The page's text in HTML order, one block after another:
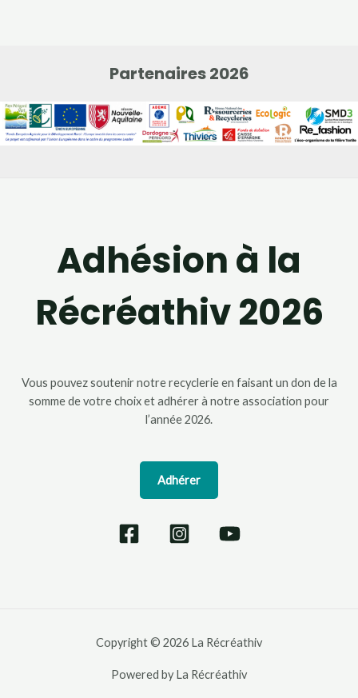
Partenaires 2026
Adhésion à la
Récréathiv 2026
Vous pouvez soutenir notre recyclerie en faisant un don de la
somme de votre choix et adhérer à notre association pour
l’année 2026.
Adhérer
Copyright © 2026 La Récréathiv
Powered by La Récréathiv